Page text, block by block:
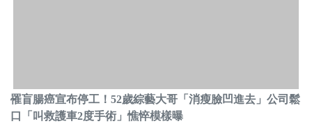
罹盲腸癌宣布停工！52歲綜藝大哥「消瘦臉凹進去」公司鬆
口「叫救護車2度手術」憔悴模樣曝